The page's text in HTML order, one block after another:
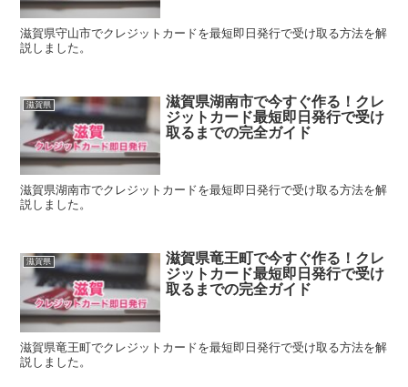
滋賀県守山市でクレジットカードを最短即日発行で受け取る方法を解
説しました。
滋賀県
滋賀県湖南市で今すぐ作る！クレ
ジットカード最短即日発行で受け
取るまでの完全ガイド
滋賀県湖南市でクレジットカードを最短即日発行で受け取る方法を解
説しました。
滋賀県
滋賀県竜王町で今すぐ作る！クレ
ジットカード最短即日発行で受け
取るまでの完全ガイド
滋賀県竜王町でクレジットカードを最短即日発行で受け取る方法を解
説しました。